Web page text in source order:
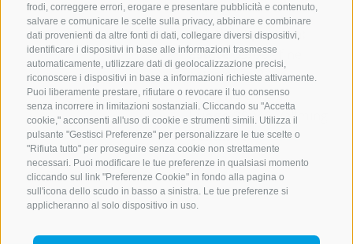
frodi, correggere errori, erogare e presentare pubblicità e contenuto,
salvare e comunicare le scelte sulla privacy, abbinare e combinare
dati provenienti da altre fonti di dati, collegare diversi dispositivi,
identificare i dispositivi in base alle informazioni trasmesse
automaticamente, utilizzare dati di geolocalizzazione precisi,
riconoscere i dispositivi in base a informazioni richieste attivamente.
Puoi liberamente prestare, rifiutare o revocare il tuo consenso
senza incorrere in limitazioni sostanziali. Cliccando su "Accetta
cookie," acconsenti all'uso di cookie e strumenti simili. Utilizza il
pulsante "Gestisci Preferenze" per personalizzare le tue scelte o
"Rifiuta tutto" per proseguire senza cookie non strettamente
necessari. Puoi modificare le tue preferenze in qualsiasi momento
cliccando sul link "Preferenze Cookie" in fondo alla pagina o
sull'icona dello scudo in basso a sinistra. Le tue preferenze si
applicheranno al solo dispositivo in uso.
mappa
Orari di apertura:
Estate 05/06 - fine
settembre 2026
Invernochiusa
Luogo 39049 Vallming
Cellulare +39 333
2259558
dettagli